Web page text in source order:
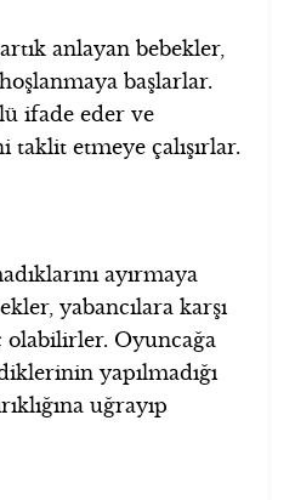
artık anlayan bebekler,
başlarlar.
ifade eder ve
taklit etmeye çalışırlar.
ayırmaya
yabancılara karşı
olabilirler. Oyuncağa
yapılmadığı
uğrayıp